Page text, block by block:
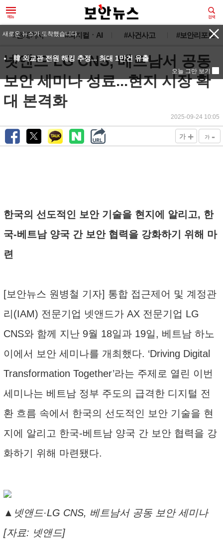
#전체기사 #피지컬ㆍAI #사건사고 #보안리포트
넷앤드·LG CNS, 베트남서 공동
보안 세미나 성료...현지 시장 확
대 본격화
2025-09-24 10:05
가 + 가 -
한국의 선도적인 보안 기술을 현지에 알리고, 한
국-베트남 양국 간 보안 협력을 강화하기 위해 마
련
[보안뉴스 원병철 기자] 통합 접근제어 및 계정관
리(IAM) 전문기업 넷앤드가 AX 전문기업 LG
CNS와 함께 지난 9월 18일과 19일, 베트남 하노
이에서 보안 세미나를 개최했다. ‘Driving Digital
Transformation Together’라는 주제로 열린 이번
세미나는 베트남 정부 주도의 급격한 디지털 전
환 흐름 속에서 한국의 선도적인 보안 기술을 현
지에 알리고 한국-베트남 양국 간 보안 협력을 강
화하기 위해 마련됐다.
▲넷앤드·LG CNS, 베트남서 공동 보안 세미나
[자료: 넷앤드]
새로운 뉴스가 도착했습니다.
韓 외교관 전원 해킹 추정... 최대 1만건 유출
오늘 그만 보기